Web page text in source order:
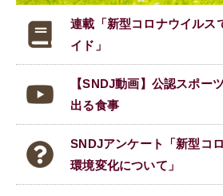
連載「新型コロナウイルス
イド」
【SNDJ動画】公認スポー
出る食事
SNDJアンケート「新型コ
環境変化について」